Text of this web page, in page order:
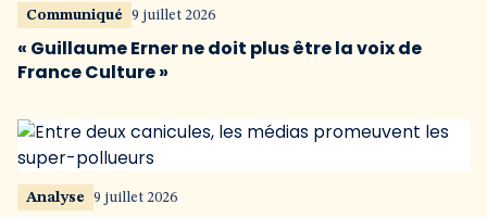
Communiqué 9 juillet 2026
« Guillaume Erner ne doit plus être la voix de
France Culture »
Analyse 9 juillet 2026